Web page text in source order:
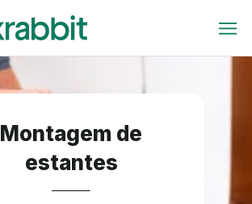
Montagem de
estantes